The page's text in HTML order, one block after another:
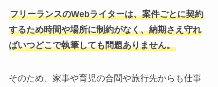
フリーランスのWebライターは、案件ごとに契約
するため時間や場所に制約がなく、納期さえ守れ
ばいつどこで執筆しても問題ありません。
そのため、家事や育児の合間や旅行先からも仕事